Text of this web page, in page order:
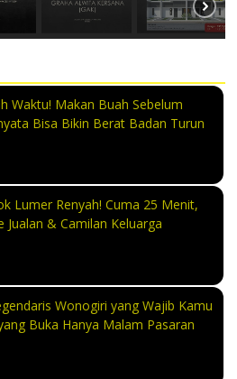
Waktu! Makan Buah Sebelum
Bisa Bikin Berat Badan Turun
Lumer Renyah! Cuma 25 Menit,
Jualan & Camilan Keluarga
Wonogiri yang Wajib Kamu
Buka Hanya Malam Pasaran